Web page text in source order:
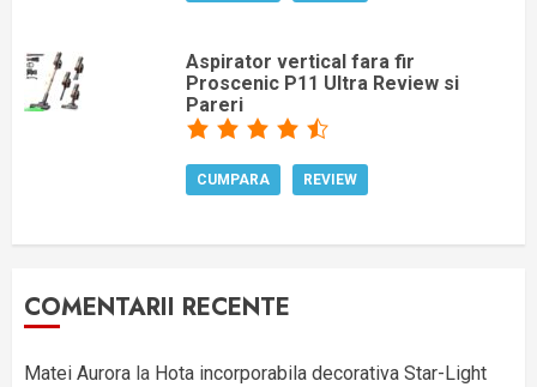
Aspirator vertical fara fir
Proscenic P11 Ultra Review si
Pareri
CUMPARA REVIEW
COMENTARII RECENTE
Matei Aurora la Hota incorporabila decorativa Star-Light